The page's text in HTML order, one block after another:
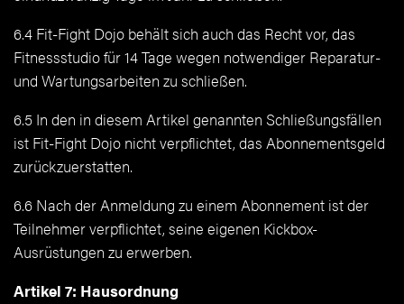
6.4 Fit-Fight Dojo behält sich auch das Recht vor, das
Fitnessstudio für 14 Tage wegen notwendiger Reparatur-
und Wartungsarbeiten zu schließen.
6.5 In den in diesem Artikel genannten Schließungsfällen
ist Fit-Fight Dojo nicht verpflichtet, das Abonnementsgeld
zurückzuerstatten.
6.6 Nach der Anmeldung zu einem Abonnement ist der
Teilnehmer verpflichtet, seine eigenen Kickbox-
Ausrüstungen zu erwerben.
Artikel 7: Hausordnung